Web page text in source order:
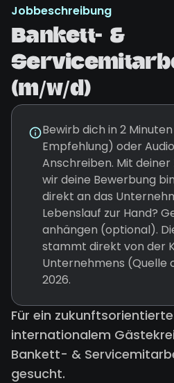
Jobbeschreibung
Bankett- &
(m/w/d)
Bewirb dich in 2
Empfehlung) oder
Anschreiben. Mit
wir deine Bewerbung
direkt an das
Lebenslauf zur Hand?
anhängen (optional).
stammt direkt von der
Unternehmens (Quelle
2026.
Für ein
internationalem
Bankett- &
gesucht.